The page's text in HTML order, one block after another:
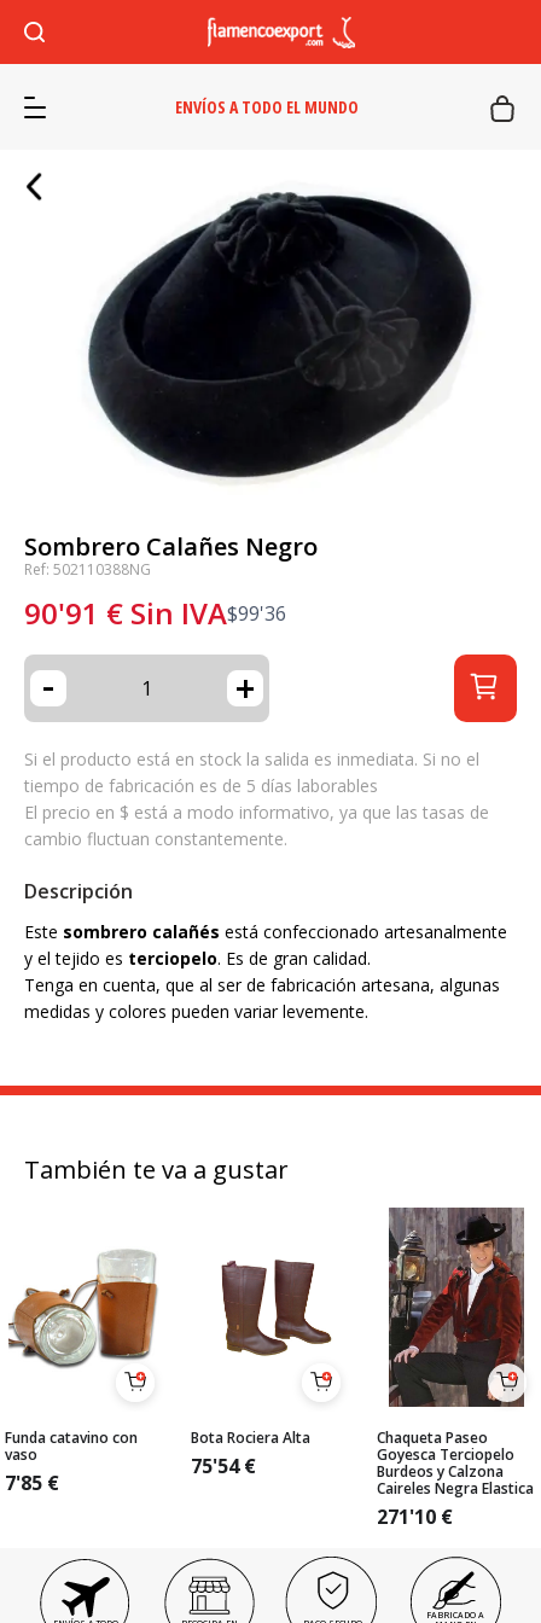
ENVÍOS A TODO EL MUNDO
Sombrero Calañes Negro
Ref: 502110388NG
90'91 € Sin IVA$99'36
- +
Si el producto está en stock la salida es inmediata. Si no el
tiempo de fabricación es de 5 días laborables
El precio en $ está a modo informativo, ya que las tasas de
cambio fluctuan constantemente.
Descripción
Este sombrero calañés está confeccionado artesanalmente
y el tejido es terciopelo. Es de gran calidad.
Tenga en cuenta, que al ser de fabricación artesana, algunas
medidas y colores pueden variar levemente.
También te va a gustar
Funda catavino con
vaso
7'85 €
Bota Rociera Alta
75'54€
Chaqueta Paseo
Goyesca Terciopelo
Burdeos y Calzona
Caireles Negra Elastica
271'10 €
FABRICADO A